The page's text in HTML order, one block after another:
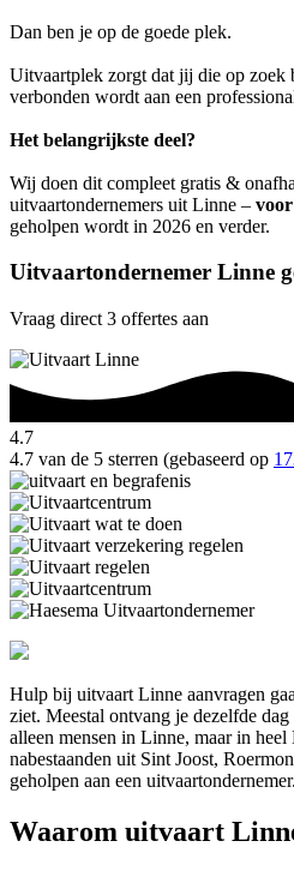
Dan ben je op de goede plek.
Uitvaartplek zorgt dat jij die op zoek
verbonden wordt aan een
Het belangrijkste deel?
Wij doen dit compleet gratis &
uitvaartondernemers uit Linne –
geholpen wordt in 2026 en verder.
Uitvaartondernemer Linne
Vraag direct 3 offertes aan
4.7
4.7 van de 5 sterren (gebaseerd op
Hulp bij uitvaart Linne aanvragen
ziet. Meestal ontvang je dezelfde
alleen mensen in Linne, maar in
nabestaanden uit Sint Joost,
geholpen aan een uitvaartondernemer.
Waarom uitvaart